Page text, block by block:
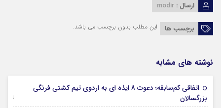
ارسال : modir
برچسب ها این مطلب بدون برچسب می باشد.
نوشته های مشابه
اتفاقی کم‌سابقه؛ دعوت 8 ایذه ای به اردوی تیم کشتی فرنگی
بزرگسالان
09 جولای 2026